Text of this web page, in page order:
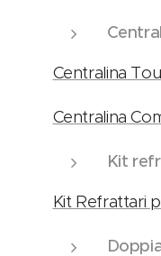
Centralina
Centralina
Kit
Kit Refrattari